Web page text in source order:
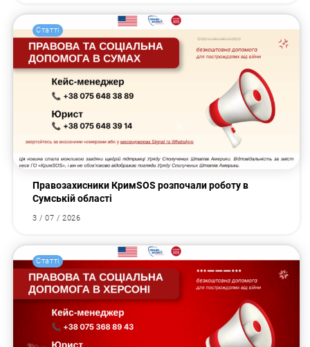
Статті
Правозахисники КримSOS розпочали роботу в
Сумській області
3 / 07 / 2026
Статті